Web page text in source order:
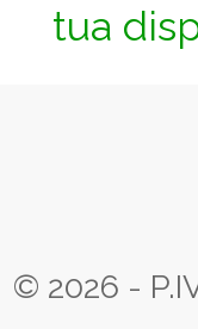
tua
© 2026 -